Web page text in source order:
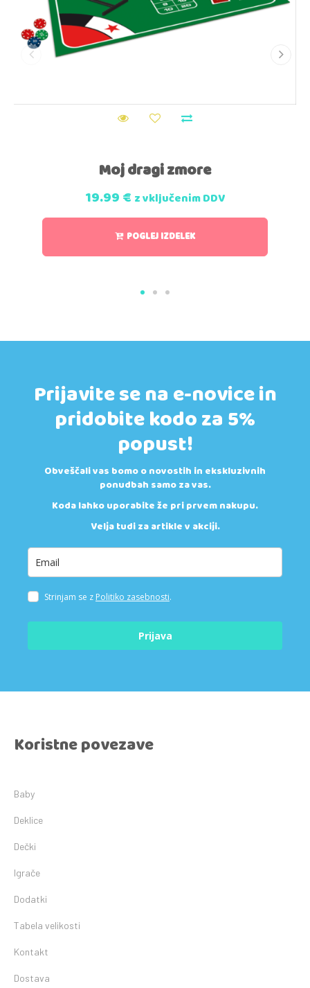
Moj dragi zmore
19.99€ z vključenim DDV
POGLEJ IZDELEK
Prijavite se na e-novice in
pridobite kodo za 5%
popust!
Obveščali vas bomo o novostih in ekskluzivnih
ponudbah samo za vas.
Koda lahko uporabite že pri prvem nakupu.
Velja tudi za artikle v akciji.
Strinjam se z Politiko zasebnosti.
Prijava
Koristne povezave
Baby
Deklice
Dečki
Igrače
Dodatki
Tabela velikosti
Kontakt
Dostava